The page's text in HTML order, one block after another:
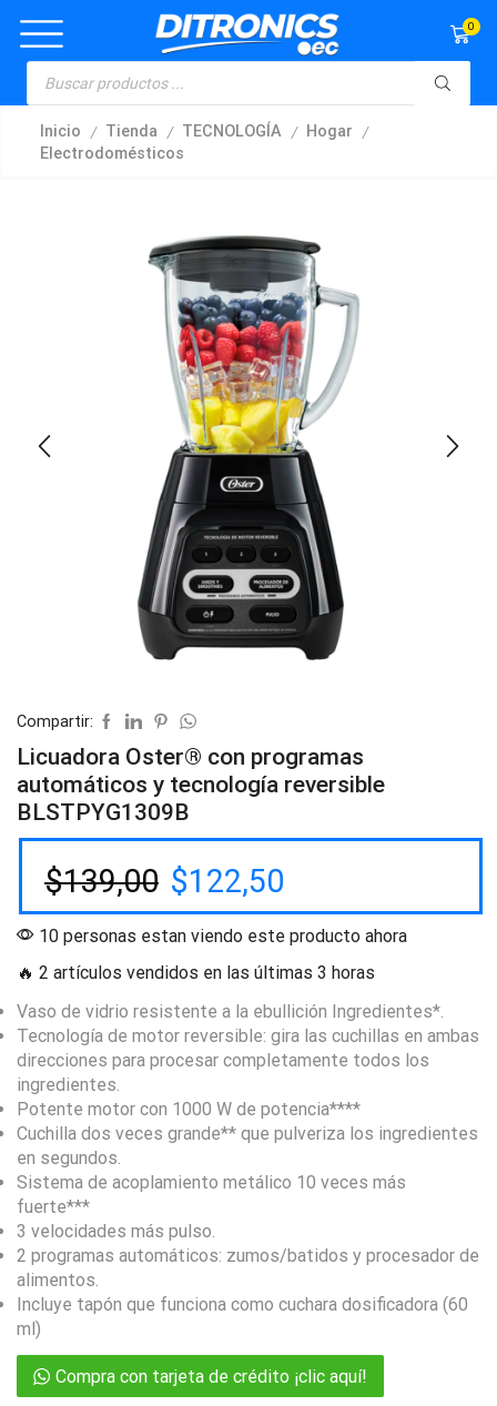
0
Inicio / Tienda / TECNOLOGÍA / Hogar /
Electrodomésticos
Compartir:
Licuadora Oster® con programas
automáticos y tecnología reversible
BLSTPYG1309B
$139,00 $122,50
10 personas estan viendo este producto ahora
🔥 2 artículos vendidos en las últimas 3 horas
Vaso de vidrio resistente a la ebullición Ingredientes*.
Tecnología de motor reversible: gira las cuchillas en ambas
direcciones para procesar completamente todos los
ingredientes.
Potente motor con 1000 W de potencia****
Cuchilla dos veces grande** que pulveriza los ingredientes
en segundos.
Sistema de acoplamiento metálico 10 veces más
fuerte***
3 velocidades más pulso.
2 programas automáticos: zumos/batidos y procesador de
alimentos.
Incluye tapón que funciona como cuchara dosificadora (60
ml)
Compra con tarjeta de crédito ¡clic aquí!